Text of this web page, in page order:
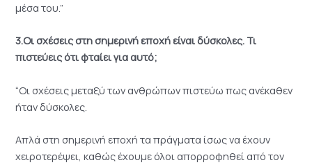
μέσα του.”
3.Οι σχέσεις στη σημερινή εποχή είναι δύσκολες. Τι
πιστεύεις ότι φταίει για αυτό;
“Οι σχέσεις μεταξύ των ανθρώπων πιστεύω πως ανέκαθεν
ήταν δύσκολες.
Απλά στη σημερινή εποχή τα πράγματα ίσως να έχουν
χειροτερέψει, καθώς έχουμε όλοι απορροφηθεί από τον